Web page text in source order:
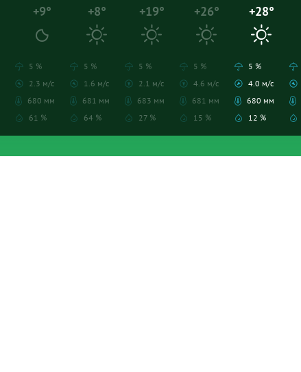
+9°
5 %
2.3 м/с
680 мм
61 %
+8°
5 %
1.6 м/с
681 мм
64 %
+19°
5 %
2.1 м/с
683 мм
27 %
+26°
5 %
4.6 м/с
681 мм
15 %
+28°
5 %
4.0 м/с
680 мм
12 %